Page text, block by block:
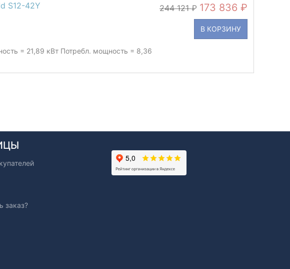
S12-42Y
= 21,89 кВт Потребл. мощность = 8,36
244 121 173 836
В КОРЗИНУ
заказ?